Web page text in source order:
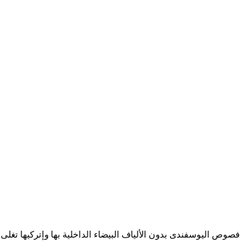
اليوسفندى بدون الألياف البيضاء الداخلية بها وإتركيها تغلى